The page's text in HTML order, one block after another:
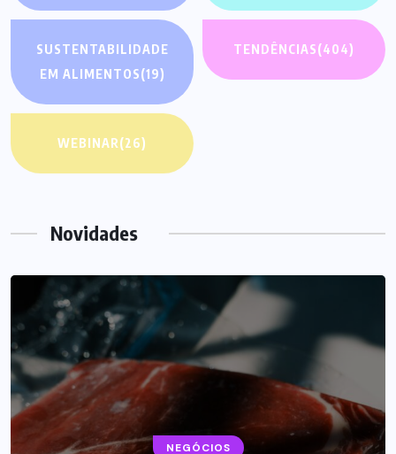
SUSTENTABILIDADE
EM ALIMENTOS(19)
TENDÊNCIAS(404)
WEBINAR(26)
Novidades
NEGÓCIOS